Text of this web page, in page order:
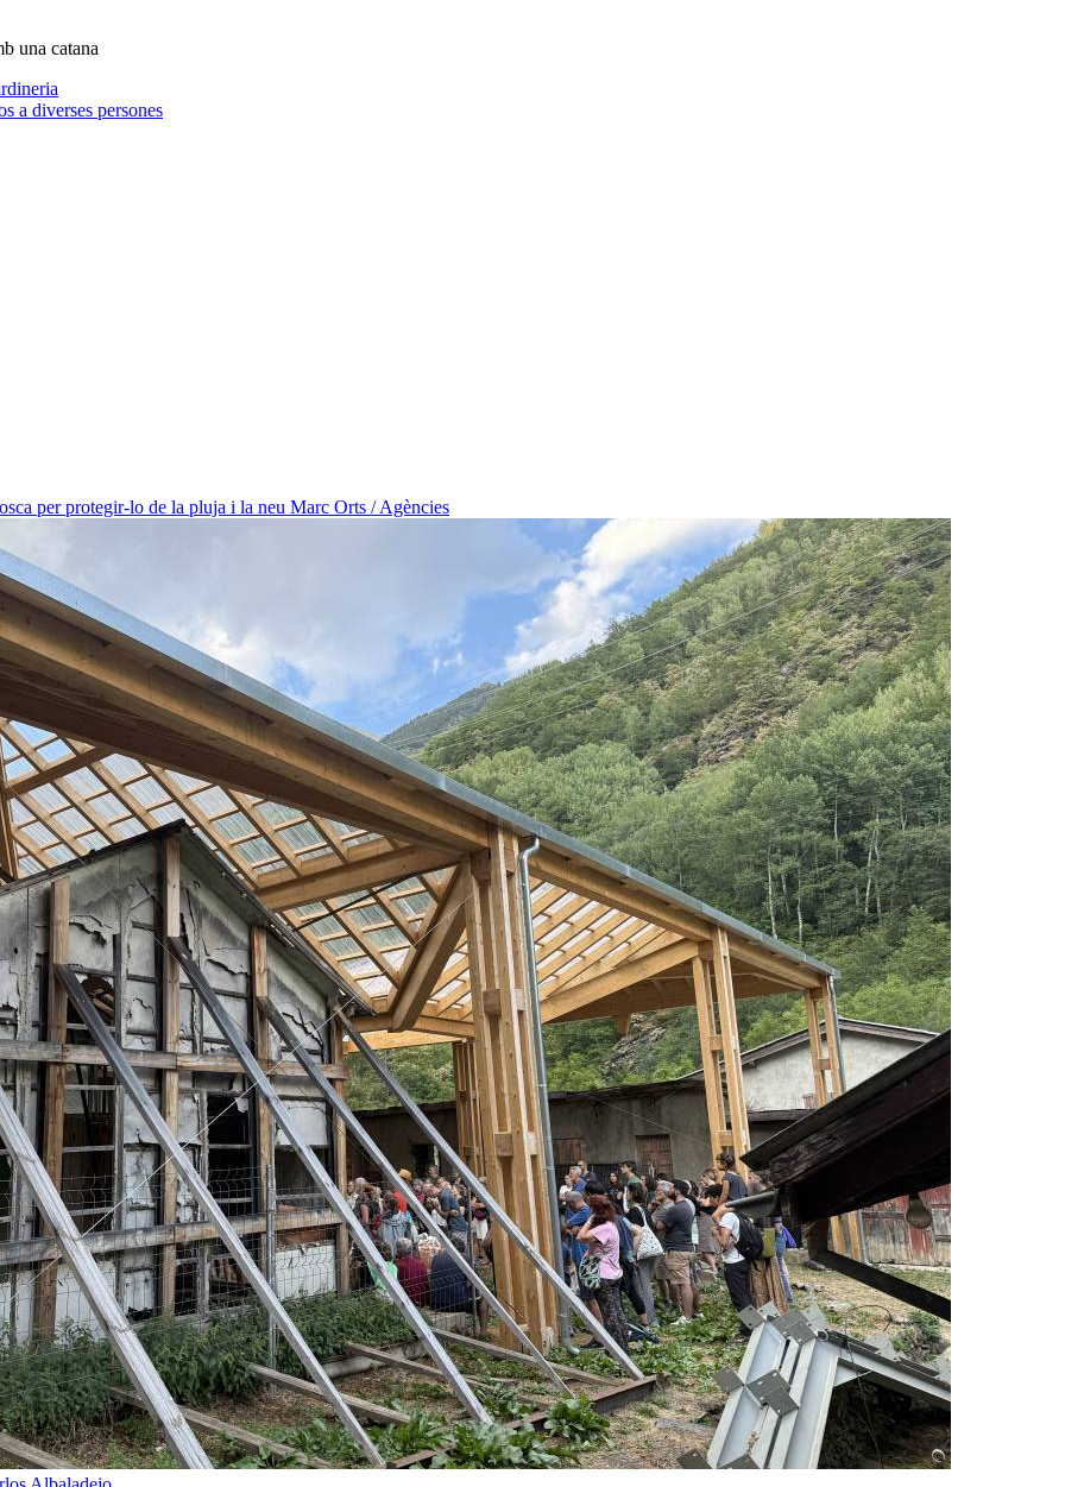
una catana
a diverses persones
per protegir-lo de la pluja i la neu Marc Orts / Agències